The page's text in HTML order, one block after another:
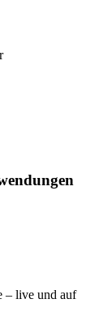
– live und auf